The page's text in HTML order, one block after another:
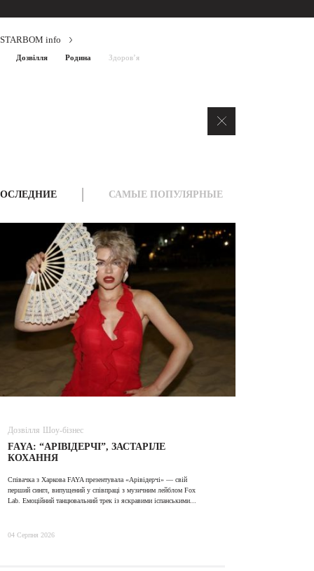
Дозвілля Родина Здоров’я
STARBOM info
САМЫЕ ПОПУЛЯРНЫЕ
Дозвілля Шоу-бізнес
FAYA: “АРІВІДЕРЧІ”, ЗАСТАРІЛЕ
КОХАННЯ
Співачка з Харкова FAYA презентувала «Арівідерчі» — свій
перший сингл, випущений у співпраці з музичним лейблом Fox
Lab. Емоційний танцювальний трек із яскравими іспанськими...
04 Серпня 2026